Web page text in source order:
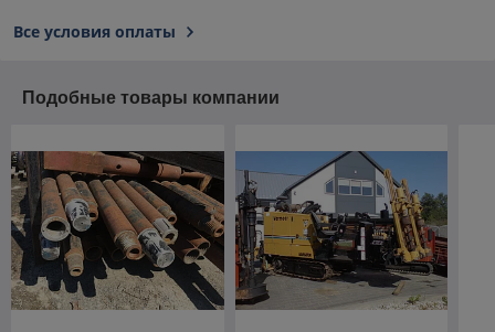
Все условия оплаты
Подобные товары компании